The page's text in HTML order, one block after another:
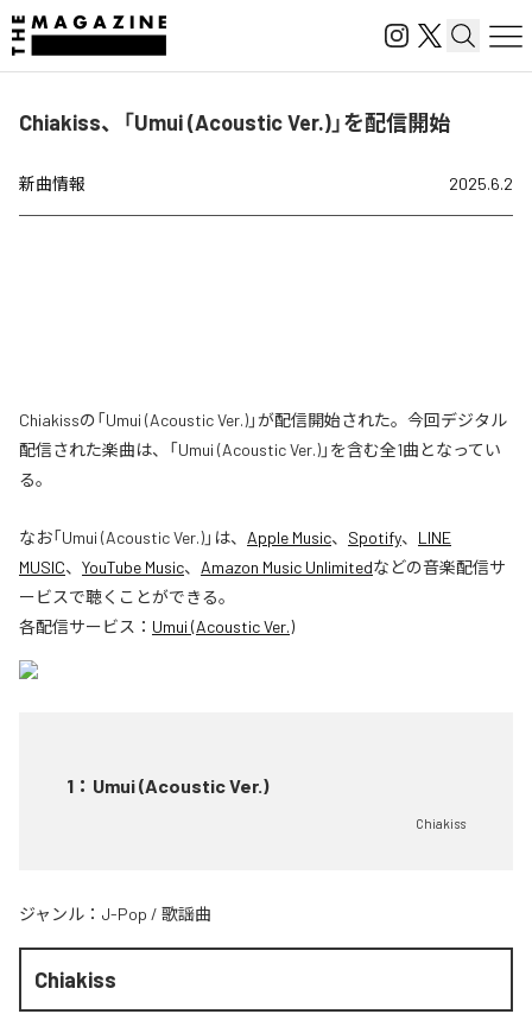
Chiakiss、「Umui (Acoustic Ver.)」を配信開始
新曲情報 2025.6.2
Chiakissの「Umui (Acoustic Ver.)」が配信開始された。今回デジタル
配信された楽曲は、「Umui (Acoustic Ver.)」を含む全1曲となってい
る。
なお「Umui (Acoustic Ver.)」は、 Apple Music、 Spotify、 LINE
MUSIC、 YouTube Music、 Amazon Music Unlimitedなどの音楽配信サ
ービスで聴くことができる。
各配信サービス： Umui (Acoustic Ver.)
1 ： Umui (Acoustic Ver.)
Chiakiss
ジャンル： J-Pop / 歌謡曲
Chiakiss